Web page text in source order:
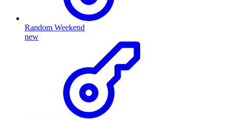
Random Weekend
new